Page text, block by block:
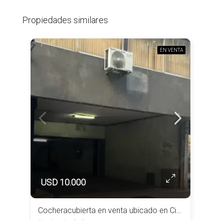
Propiedades similares
EN VENTA
USD 10.000
Cocheracubierta en venta ubicado en Ciudad Vieja